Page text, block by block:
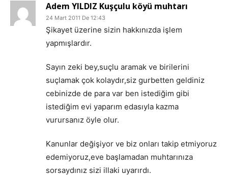
Adem YILDIZ Kuşçulu köyü muhtarı
24 Mart 2011 De 12:43
Şikayet üzerine sizin hakkınızda işlem
yapmışlardır.
Sayın zeki bey,suçlu aramak ve birilerini
suçlamak çok kolaydır,siz gurbetten geldiniz
cebinizde de para var ben istediğim gibi
istediğim evi yaparım edasıyla kazma
vurursanız öyle olur.
Kanunlar değişiyor ve biz onları takip etmiyoruz
edemiyoruz,eve başlamadan muhtarınıza
sorsaydınız sizi illaki uyarırdı.